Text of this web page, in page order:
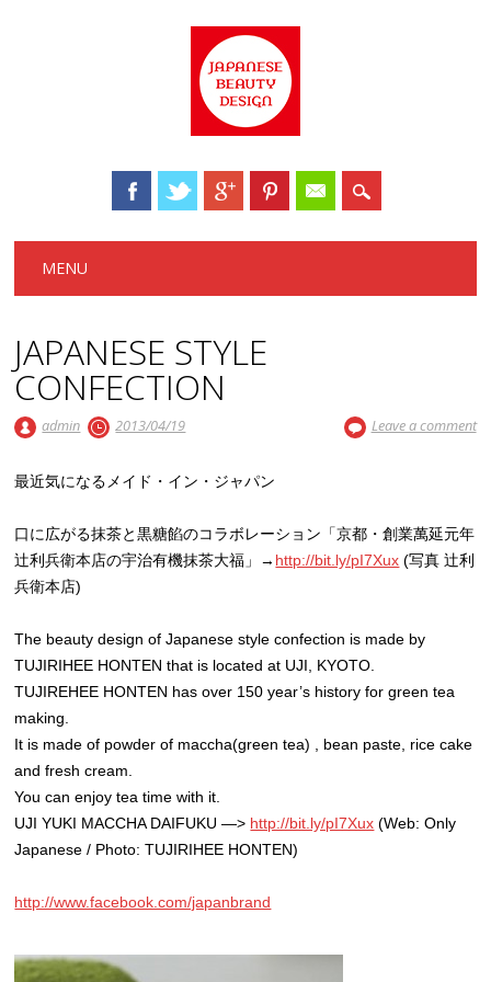
Main menu
MENU
JAPANESE STYLE
CONFECTION
admin 2013/04/19 Leave a comment
最近気になるメイド・イン・ジャパン
口に広がる抹茶と黒糖餡のコラボレーション「京都・創業萬延元年
辻利兵衛本店の宇治有機抹茶大福」→ http://bit.ly/pI7Xux (写真 辻利
兵衛本店)
The beauty design of Japanese style confection is made by
TUJIRIHEE HONTEN that is located at UJI, KYOTO.
TUJIREHEE HONTEN has over 150 year’s history for green tea
making.
It is made of powder of maccha(green tea) , bean paste, rice cake
and fresh cream.
You can enjoy tea time with it.
UJI YUKI MACCHA DAIFUKU —> http://bit.ly/pI7Xux (Web: Only
Japanese / Photo: TUJIRIHEE HONTEN)
http://www.facebook.com/japanbrand